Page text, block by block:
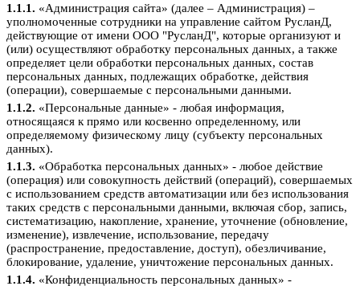
1.1.1. «Администрация сайта» (далее – Администрация) –
уполномоченные сотрудники на управление сайтом РусланД,
действующие от имени ООО "РусланД", которые организуют и
(или) осуществляют обработку персональных данных, а также
определяет цели обработки персональных данных, состав
персональных данных, подлежащих обработке, действия
(операции), совершаемые с персональными данными.
1.1.2. «Персональные данные» - любая информация,
относящаяся к прямо или косвенно определенному, или
определяемому физическому лицу (субъекту персональных
данных).
1.1.3. «Обработка персональных данных» - любое действие
(операция) или совокупность действий (операций), совершаемых
с использованием средств автоматизации или без использования
таких средств с персональными данными, включая сбор, запись,
систематизацию, накопление, хранение, уточнение (обновление,
изменение), извлечение, использование, передачу
(распространение, предоставление, доступ), обезличивание,
блокирование, удаление, уничтожение персональных данных.
1.1.4. «Конфиденциальность персональных данных» -